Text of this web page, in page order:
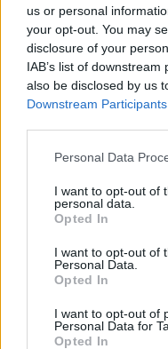
us or personal
your opt-out. You may
disclosure of your
IAB’s list of
also be disclosed by us
Downstream Participants
Please note that this
not limited to your visit
grant or deny consent
use your data for below
consent section.
Personal Data
I want to opt-out of
personal data.
Opted In
I want to opt-out of
Personal Data.
Opted In
I want to opt-out of
Personal Data for
Opted In
TAGS:
BLACK FRIDAY
BLACK FRIDAY
ΠΡΟΣΦΟΡΕΣ